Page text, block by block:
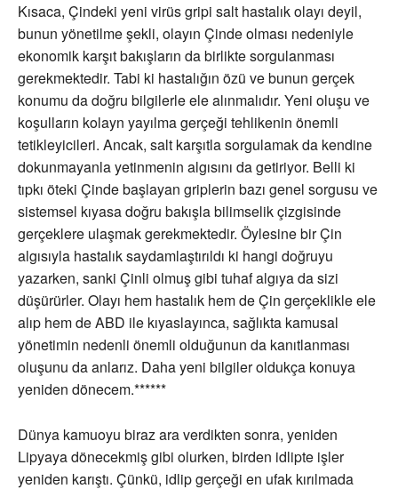
Kısaca, Çindeki yeni virüs gripi salt hastalık olayı deyil,
bunun yönetilme şekli, olayın Çinde olması nedeniyle
ekonomik karşıt bakışların da birlikte sorgulanması
gerekmektedir. Tabi ki hastalığın özü ve bunun gerçek
konumu da doğru bilgilerle ele alınmalıdır. Yeni oluşu ve
koşulların kolayn yayılma gerçeği tehlikenin önemli
tetikleyicileri. Ancak, salt karşıtla sorgulamak da kendine
dokunmayanla yetinmenin algısını da getiriyor. Belli ki
tıpkı öteki Çinde başlayan griplerin bazı genel sorgusu ve
sistemsel kıyasa doğru bakışla bilimselik çizgisinde
gerçeklere ulaşmak gerekmektedir. Öylesine bir Çin
algısıyla hastalık saydamlaştırıldı ki hangi doğruyu
yazarken, sanki Çinli olmuş gibi tuhaf algıya da sizi
düşürürler. Olayı hem hastalık hem de Çin gerçeklikle ele
alıp hem de ABD ile kıyaslayınca, sağlıkta kamusal
yönetimin nedenli önemli olduğunun da kanıtlanması
oluşunu da anlarız. Daha yeni bilgiler oldukça konuya
yeniden dönecem.******
Dünya kamuoyu biraz ara verdikten sonra, yeniden
Lipyaya dönecekmiş gibi olurken, birden idlipte işler
yeniden karıştı. Çünkü, idlip gerçeği en ufak kırılmada